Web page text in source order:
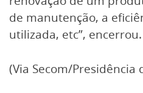
de manutenção, a
utilizada, etc”, encerrou.
(Via Secom/Presidência